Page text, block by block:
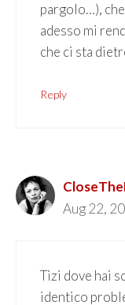
pargolo…), che
adesso mi
che ci sta
Reply
Aug 22,
Tizi dove hai
identico